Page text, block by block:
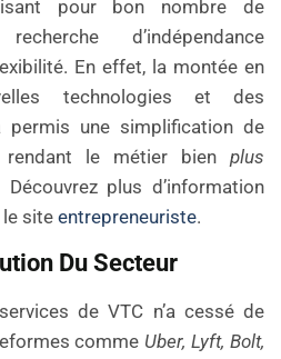
pour bon nombre de
d’indépendance
En effet, la montée en
technologies et des
permis une simplification de
rendant le métier bien plus
Découvrez plus d’information
le siteentrepreneuriste.
Du Secteur
de VTC n’a cessé de
comme Uber, Lyft, Bolt,